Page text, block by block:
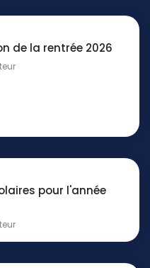
de la rentrée 2026
pour l'année